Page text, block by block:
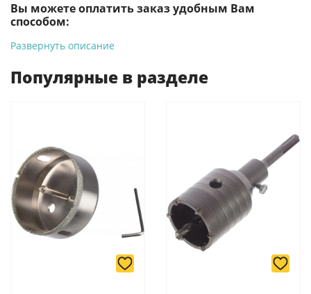
Вы можете оплатить заказ удобным Вам
способом:
-Банковской картой на сайте ProffЭлектро. Данный вид
Для юридических лиц: переводом на расчетный счет при
онлайн оплате заказа на сайте.
Подробнее о способах оплаты можно узнать здесь - "Оплата"
Развернуть описание
Популярные в разделе